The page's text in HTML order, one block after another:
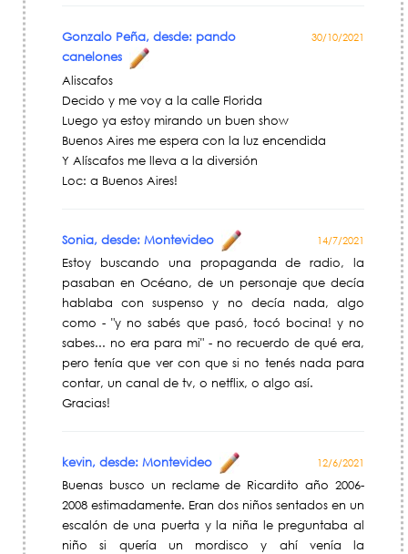
Gonzalo Peña, desde: pando
canelones
30/10/2021
Aliscafos
Decido y me voy a la calle Florida
Luego ya estoy mirando un buen show
Buenos Aires me espera con la luz encendida
Y Alíscafos me lleva a la diversión
Loc: a Buenos Aires!
Sonia, desde: Montevideo 14/7/2021
Estoy buscando una propaganda de radio, la
pasaban en Océano, de un personaje que decía
hablaba con suspenso y no decía nada, algo
como - "y no sabés que pasó, tocó bocina! y no
sabes... no era para mi" - no recuerdo de qué era,
pero tenía que ver con que si no tenés nada para
contar, un canal de tv, o netflix, o algo así.
Gracias!
kevin, desde: Montevideo 12/6/2021
Buenas busco un reclame de Ricardito año 2006-
2008 estimadamente. Eran dos niños sentados en un
escalón de una puerta y la niña le preguntaba al
niño si quería un mordisco y ahí venía la